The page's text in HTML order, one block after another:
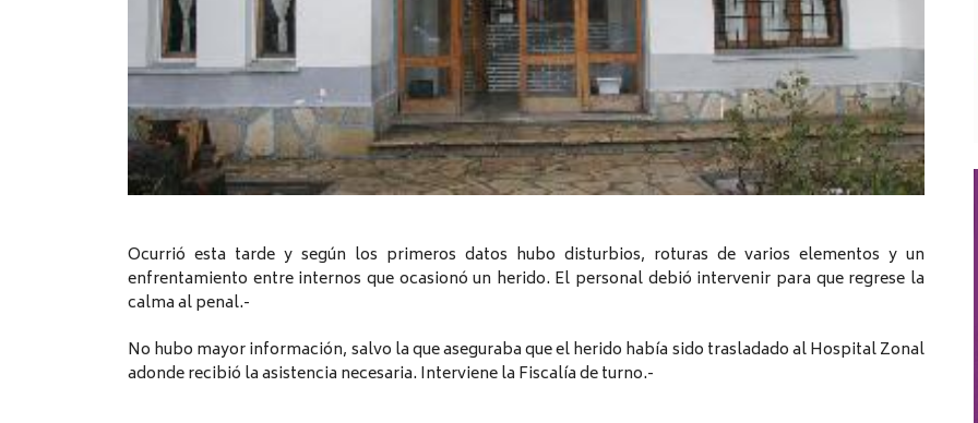
Ocurrió esta tarde y según los primeros datos hubo disturbios, roturas de varios elementos y un
enfrentamiento entre internos que ocasionó un herido. El personal debió intervenir para que regrese la
calma al penal.-
No hubo mayor información, salvo la que aseguraba que el herido había sido trasladado al Hospital Zonal
adonde recibió la asistencia necesaria. Interviene la Fiscalía de turno.-